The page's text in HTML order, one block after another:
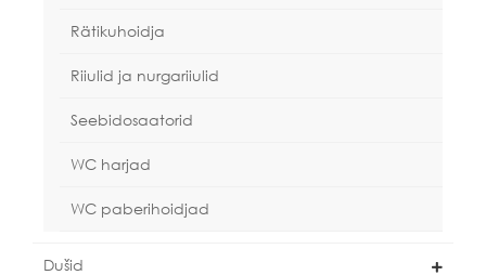
Rätikuhoidja
Riiulid ja nurgariiulid
Seebidosaatorid
WC harjad
WC paberihoidjad
Dušid